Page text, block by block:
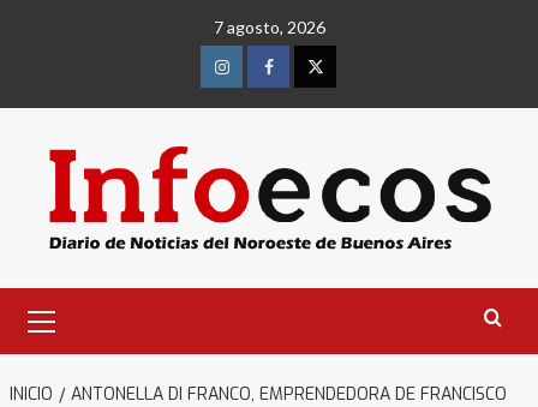
7 agosto, 2026
InstagramFacebookTwitter
primario
INICIO
ANTONELLA DI FRANCO, EMPRENDEDORA DE FRANCISCO